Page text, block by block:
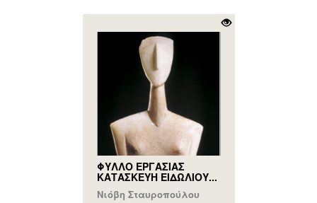
ΦΥΛΛΟ ΕΡΓΑΣΙΑΣ
ΚΑΤΑΣΚΕΥΗ ΕΙΔΩΛΙΟΥ...
Νιόβη Σταυροπούλου